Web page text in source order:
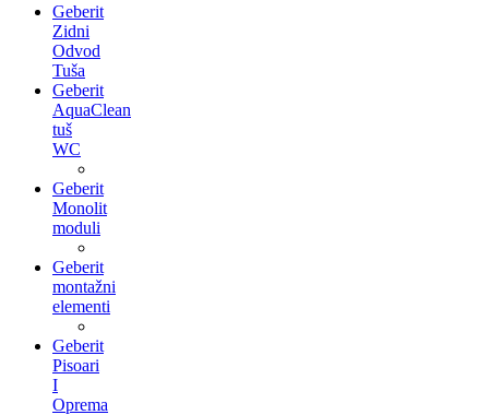
Geberit
Zidni
Odvod
Tuša
Geberit
AquaClean
tuš
WC
Geberit
Monolit
moduli
Geberit
montažni
elementi
Geberit
Pisoari
I
Oprema